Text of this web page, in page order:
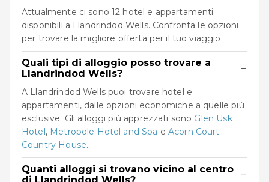
Attualmente ci sono 12 hotel e appartamenti
disponibili a Llandrindod Wells. Confronta le opzioni
per trovare la migliore offerta per il tuo viaggio.
Quali tipi di alloggio posso trovare a
Llandrindod Wells?
−
A Llandrindod Wells puoi trovare hotel e
appartamenti, dalle opzioni economiche a quelle più
esclusive. Gli alloggi più apprezzati sono Glen Usk
Hotel, Metropole Hotel and Spa e Acorn Court
Country House.
Quanti alloggi si trovano vicino al centro
−